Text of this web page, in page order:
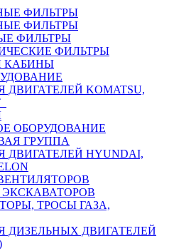
ФИЛЬТРЫ
ФИЛЬТРЫ
ФИЛЬТРЫ
ФИЛЬТРЫ
КАБИНЫ
KOMATSU,
ОБОРУДОВАНИЕ
ГРУППА
ДВИГАТЕЛЕЙ HYUNDAI,
ТРОСЫ ГАЗА,
ДИЗЕЛЬНЫХ ДВИГАТЕЛЕЙ